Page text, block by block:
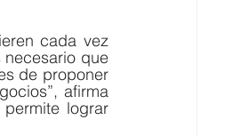
cada vez
que
de proponer
afirma
lograr